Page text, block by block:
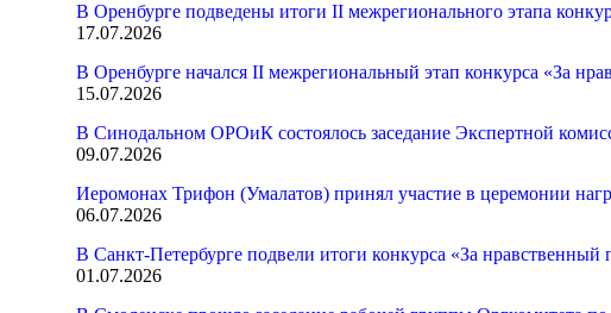
В Оренбурге подведены итоги II межрегионального этапа
17.07.2026
В Оренбурге начался II межрегиональный этап конкурса «За
15.07.2026
В Синодальном ОРОиК состоялось заседание Экспертной
09.07.2026
Иеромонах Трифон (Умалатов) принял участие в церемонии
06.07.2026
В Санкт-Петербурге подвели итоги конкурса «За нравственный
01.07.2026